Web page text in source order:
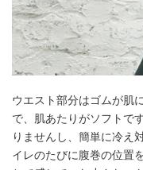
ウエスト部分はゴムが肌
で、肌あたりがソフトで
りませんし、簡単に冷え
イレのたびに腹巻の位置